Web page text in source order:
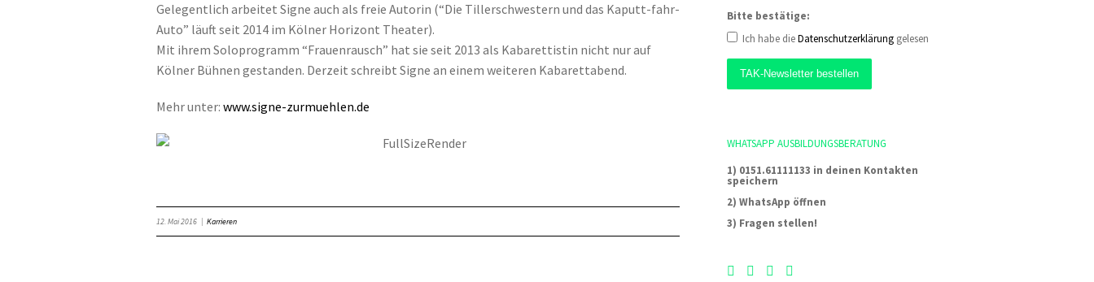
Gelegentlich arbeitet Signe auch als freie Autorin (“Die Tillerschwestern und das Kaputt-fahr-
Auto” läuft seit 2014 im Kölner Horizont Theater).
Mit ihrem Soloprogramm “Frauenrausch” hat sie seit 2013 als Kabarettistin nicht nur auf
Kölner Bühnen gestanden. Derzeit schreibt Signe an einem weiteren Kabarettabend.
Mehr unter: www.signe-zurmuehlen.de
12. Mai 2016 | Karrieren
Bitte bestätige:
Ich habe dieDatenschutzerklärunggelesen
WHATSAPP AUSBILDUNGSBERATUNG
1) 0151.61111133 in deinen Kontakten
speichern
2) WhatsApp öffnen
3) Fragen stellen!